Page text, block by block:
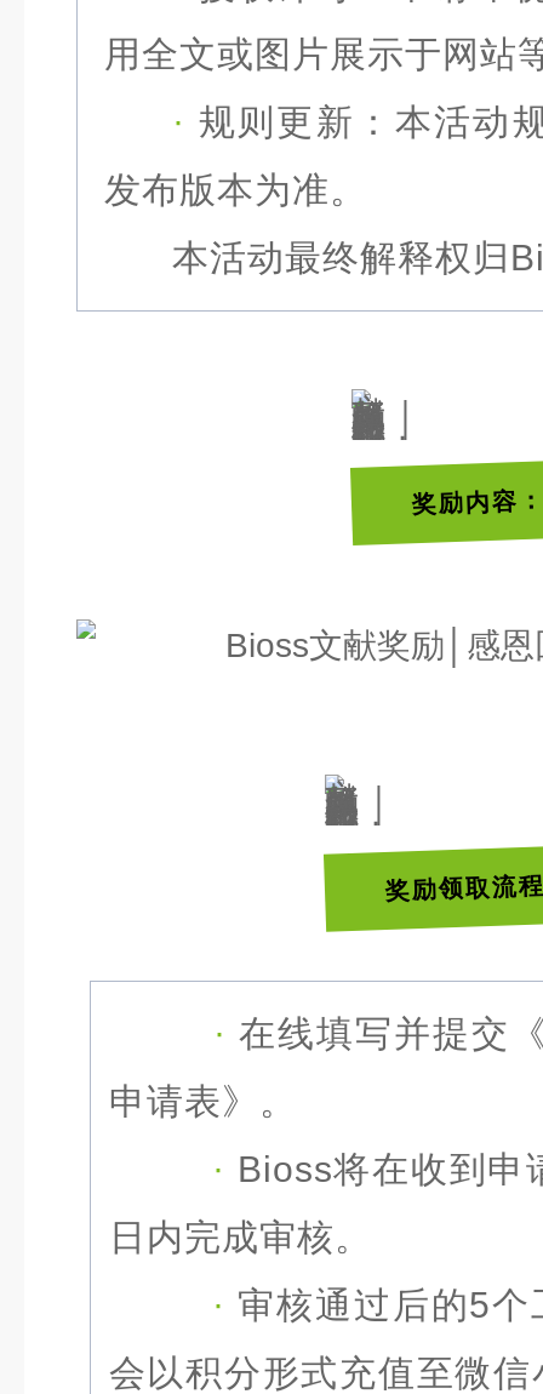
用全文或图片展示于网站
· 规则更新： 本活动
发布版本为准。
本活动最终解释权归
奖励内容
奖励领取流
· 在线填写并提交
申请表》。
· Bioss将在收到申
日内完成审核。
· 审核通过后的5
会以积分形式充值至微